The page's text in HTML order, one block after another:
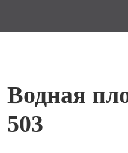
Водная
503